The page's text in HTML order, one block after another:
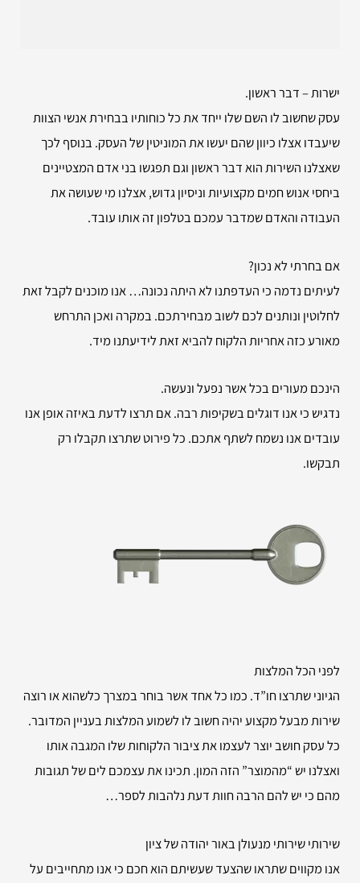
ישרות – דבר ראשון.
עסק שחשוב לו השם שלו ייחד את כל כוחותיו בבחירת אנשי הצוות
שיעבדו אצלו כיוון שהם יעשו את המוניטין של העסק. בנוסף לכך
שאצלנו השירות הוא דבר ראשון וגם תפגשו בני אדם המצטיינים
ביחסי אנוש חמים מקצועיות וניסיון גדוש, אצלנו מי שעושה את
העבודה והאדם שמדבר עמכם בטלפון זה אותו עובד.
אם בחרתי לא נכון?
לעיתים נדמה כי העדפתנו לא היתה נכונה… אנו מוכנים לקבל זאת
לחלוטין ונותנים לכם לשוב מבחירתכם. במקרה ואכן התרחש
מאורע כזה אחריות הלקוח להביא זאת לידיעתנו מיד.
הינכם מעורים בכל אשר נפעל ונעשה.
נדגיש כי אנו דוגלים בשקיפות רבה. אם תרצו לדעת באיזה אופן אנו
עובדים אנו נשמח לשתף אתכם. כל פירוט שתרצו תקבלו רק
תבקשו.
לפני הכל המלצות
הגיוני שתרצו חו”ד. כמו כל אחד אשר בוחר במצרך כלשהוא או רוצה
שירות מבעל מקצוע יהיה חשוב לו לשמוע המלצות בעניין המדובר.
כל עסק חושב יוצר לעצמו את ציבור הלקוחות שלו המגבה אותו
ואצלנו יש “מהמוצר” הזה המון. תכינו את עצמכם לים של תגובות
מהם כי יש להם הרבה חוות דעת נלהבות לספר…
שירותישירותי מנעולן באור יהודה של ציון
אנו מקווים שתראו שהצעד שעשיתם הוא חכם כי אנו מתחייבים על